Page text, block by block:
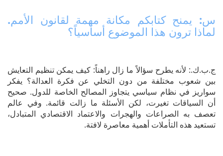
س: يمنح كتابكم مكانة مهمة لقانون الأمم.
لماذا ترون هذا الموضوع أساسياً؟
ج.ب.ك.: لأنه يطرح سؤالاً ما زال راهناً: كيف يمكن تنظيم التعايش
بين شعوب مختلفة من دون التخلي عن فكرة العدالة؟ يفكر
سواريز في نظام سياسي يتجاوز المصالح الخاصة للدول. صحيح
أن السياقات تغيرت، لكن الأسئلة ما زالت قائمة. وفي عالم
تعصف به الصراعات والهجرات والاعتماد الاقتصادي المتبادل،
تستعيد هذه التأملات أهمية معاصرة لافتة.